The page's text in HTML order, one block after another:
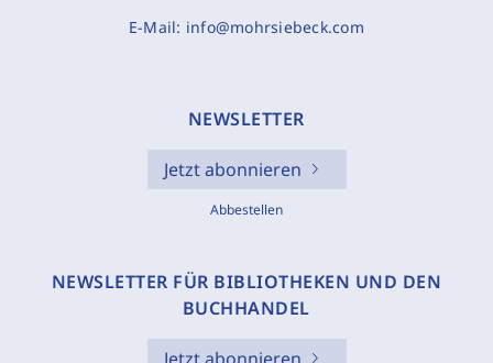
E-Mail: info@mohrsiebeck.com
NEWSLETTER
Jetzt abonnieren
Abbestellen
NEWSLETTER FÜR BIBLIOTHEKEN UND DEN
BUCHHANDEL